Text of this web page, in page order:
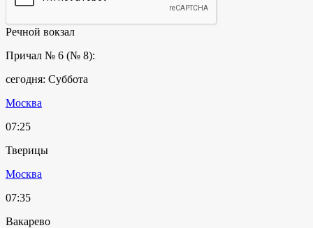
Речной вокзал
Причал № 6 (№ 8):
сегодня: Суббота
Москва
07:25
Тверицы
Москва
07:35
Вакарево